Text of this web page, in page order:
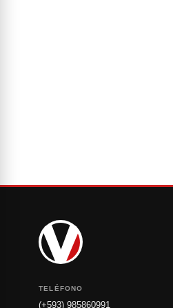
TELÉFONO
(+593) 985860991